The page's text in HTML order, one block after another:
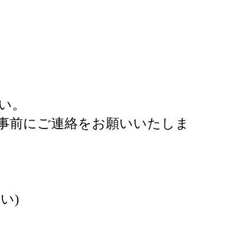
。
にご連絡をお願いいたしま
)